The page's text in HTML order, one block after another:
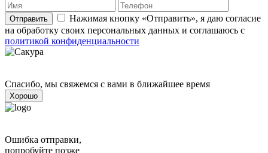
Отправить
Нажимая кнопку «Отправить», я даю согласие
на обработку своих персональных данных и соглашаюсь с
политикой конфиденциальности
Спасибо, мы свяжемся с вами в ближайшее время
Хорошо
Ошибка отправки,
попробуйте позже